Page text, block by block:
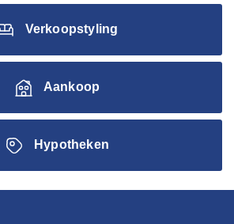
Verkoopstyling
Aankoop
Hypotheken